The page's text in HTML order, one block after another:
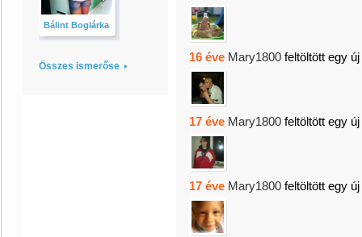
Bálint Boglárka
Összes ismerőse
16 éve Mary1800 feltöltött egy új
17 éve Mary1800 feltöltött egy új
17 éve Mary1800 feltöltött egy új